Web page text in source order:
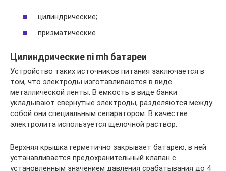
цилиндрические;
призматические.
Цилиндрические ni mh батареи
Устройство таких источников питания заключается в
том, что электроды изготавливаются в виде
металлической ленты. В емкость в виде банки
укладывают свернутые электроды, разделяются между
собой они специальным сепаратором. В качестве
электролита используется щелочной раствор.
Верхняя крышка герметично закрывает батарею, в ней
устанавливается предохранительный клапан с
установленным значением давления срабатывания до 4